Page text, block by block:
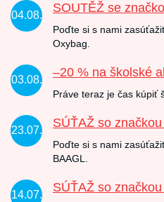
04.08.
SOUTĚŽ se
Poďte si s nami
Oxybag.
03.08.
–20 % na školské
Práve teraz je čas kúpiť
23.07.
SÚŤAŽ so
Poďte si s nami
BAAGL.
14.07.
SÚŤAŽ so